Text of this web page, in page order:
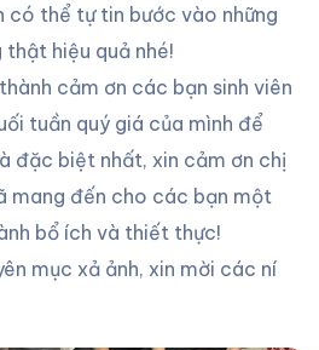
có thể tự tin bước vào những
hiệu quả nhé!
cảm ơn các bạn sinh viên
tuần quý giá của mình để
đặc biệt nhất, xin cảm ơn chị
mang đến cho các bạn một
bổ ích và thiết thực!
mục xả ảnh, xin mời các ní